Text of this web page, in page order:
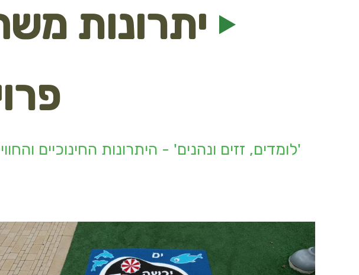
יתרונות
'לומדים, זזים ונהנים' - היתרונות החינוכיים